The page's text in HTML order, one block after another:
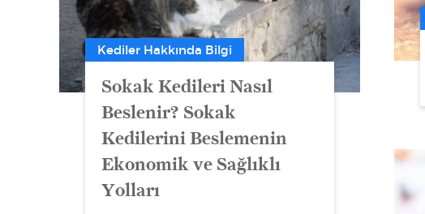
Kediler Hakkında Bilgi
Sokak Kedileri Nasıl
Beslenir? Sokak
Kedilerini Beslemenin
Ekonomik ve Sağlıklı
Yolları